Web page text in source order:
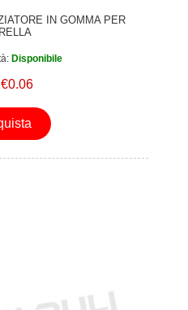
IN GOMMA PER
Disponibile